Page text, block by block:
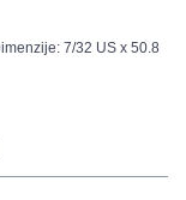
7/32 US x 50.8